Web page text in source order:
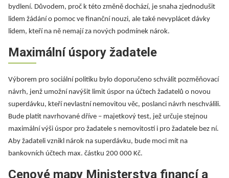
bydlení. Důvodem, proč k této změně dochází, je snaha zjednodušit
lidem žádání o pomoc ve finanční nouzi, ale také nevyplácet dávky
lidem, kteří na ně nemají za nových podmínek nárok.
Maximální úspory žadatele
Výborem pro sociální politiku bylo doporučeno schválit pozměňovací
návrh, jenž umožní navýšit limit úspor na účtech žadatelů o novou
superdávku, kteří nevlastní nemovitou věc, poslanci návrh neschválili.
Bude platit navrhované dříve – majetkový test, jež určuje stejnou
maximální výši úspor pro žadatele s nemovitostí i pro žadatele bez ní.
Aby žadateli vznikl nárok na superdávku, bude moci mít na
bankovních účtech max. částku 200 000 Kč.
Cenové mapy Ministerstva financí a